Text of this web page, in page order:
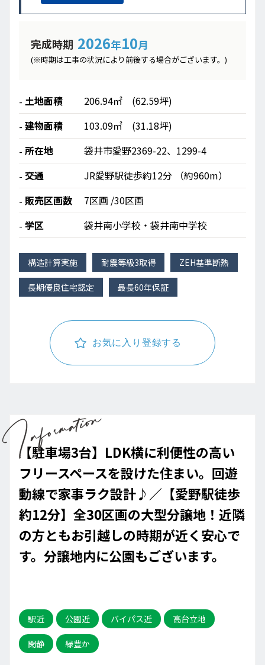
完成時期 2026年10月
(※時期は工事の状況により前後する場合がございます。)
土地面積
206.94㎡ (62.59坪)
建物面積
103.09㎡ (31.18坪)
所在地
袋井市愛野2369-22、1299-4
交通
JR愛野駅徒歩約12分 （約960m）
販売区画数
7区画 /30区画
学区
袋井南小学校・袋井南中学校
構造計算実施 耐震等級3取得 ZEH基準断熱
長期優良住宅認定 最長60年保証
お気に入り登録する
【駐車場3台】LDK横に利便性の高い
フリースペースを設けた住まい。回遊
動線で家事ラク設計♪／【愛野駅徒歩
約12分】全30区画の大型分譲地！近隣
の方ともお引越しの時期が近く安心で
す。分譲地内に公園もございます。
駅近 公園近 バイパス近 高台立地
閑静 緑豊か